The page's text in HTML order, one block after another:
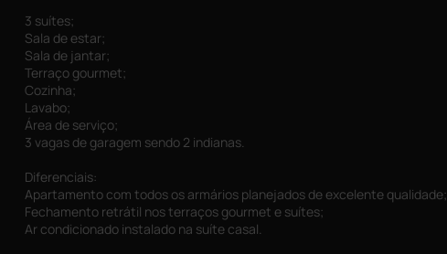
3 suítes;
Sala de estar;
Sala de jantar;
Terraço gourmet;
Cozinha;
Lavabo;
Área de serviço;
3 vagas de garagem sendo 2 indianas.
Diferenciais:
Apartamento com todos os armários planejados de excelente qualidade;
Fechamento retrátil nos terraços gourmet e suítes;
Ar condicionado instalado na suíte casal.